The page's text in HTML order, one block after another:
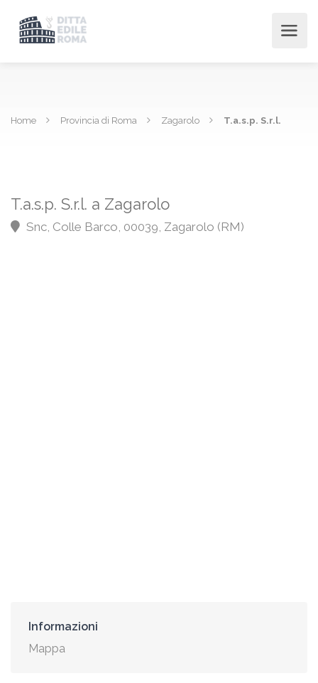
Home Provincia di Roma Zagarolo T.a.s.p. S.r.l.
T.a.s.p. S.r.l. a Zagarolo
Snc, Colle Barco, 00039, Zagarolo (RM)
Informazioni
Mappa